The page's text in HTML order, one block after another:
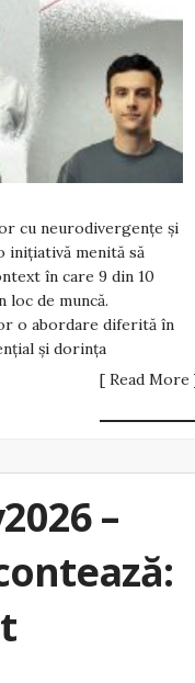
cu neurodivergențe și
inițiativă menită să
în care 9 din 10
de muncă.
o abordare diferită în
și dorința
[ Read More
–